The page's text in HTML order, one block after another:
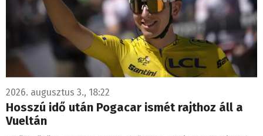
2026. augusztus 3., 18:22
Vueltán
Az ötszörös Tour de France-győztes Tadej Pogacar indul